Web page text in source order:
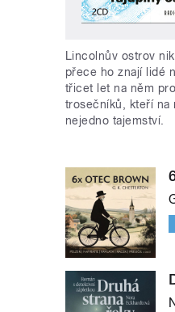
Lincolnův ostrov
přece ho znají lidé
třicet let na něm
trosečníků, kteří na
nejedno tajemství.